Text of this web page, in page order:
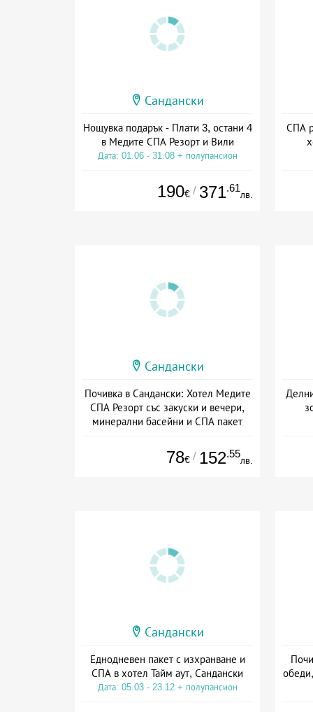
Сандански
Нощувка подарък - Плати 3, остани 4
в Медите СПА Резорт и Вили
Дата: 01.06 - 31.08 + полупансион
190€ / 371.61
лв.
СПА
Сандански
Почивка в Сандански: Хотел Медите
СПА Резорт със закуски и вечери,
минерални басейни и СПА пакет
78€ / 152.55
лв.
Сандански
Еднодневен пакет с изхранване и
СПА в хотел Тайм аут, Сандански
Дата: 05.03 - 23.12 + полупансион